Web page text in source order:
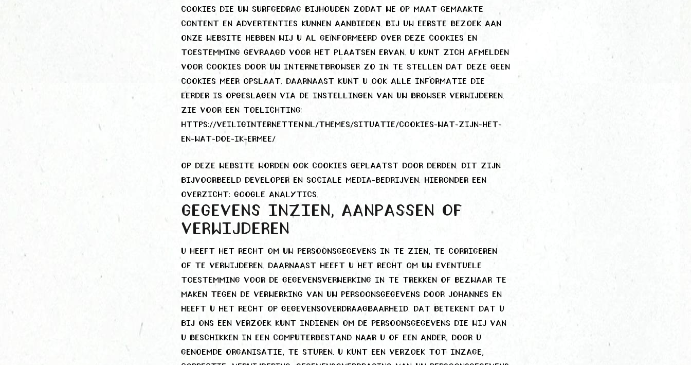
cookies die uw surfgedrag bijhouden zodat we op maat gemaakte
content en advertenties kunnen aanbieden. Bij uw eerste bezoek aan
onze website hebben wij u al geïnformeerd over deze cookies en
toestemming gevraagd voor het plaatsen ervan. U kunt zich afmelden
voor cookies door uw internetbrowser zo in te stellen dat deze geen
cookies meer opslaat. Daarnaast kunt u ook alle informatie die
eerder is opgeslagen via de instellingen van uw browser verwijderen.
Zie voor een toelichting:
https://veiliginternetten.nl/themes/situatie/cookies-wat-zijn-het-
en-wat-doe-ik-ermee/
Op deze website worden ook cookies geplaatst door derden. Dit zijn
bijvoorbeeld developer en sociale media-bedrijven. Hieronder een
overzicht: Google Analytics.
Gegevens inzien, aanpassen of
verwijderen
U heeft het recht om uw persoonsgegevens in te zien, te corrigeren
of te verwijderen. Daarnaast heeft u het recht om uw eventuele
toestemming voor de gegevensverwerking in te trekken of bezwaar te
maken tegen de verwerking van uw persoonsgegevens door Johannes en
heeft u het recht op gegevensoverdraagbaarheid. Dat betekent dat u
bij ons een verzoek kunt indienen om de persoonsgegevens die wij van
u beschikken in een computerbestand naar u of een ander, door u
genoemde organisatie, te sturen. U kunt een verzoek tot inzage,